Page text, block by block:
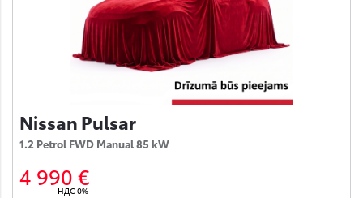
Nissan Pulsar
1.2 Petrol FWD Manual 85 kW
4 990 €
НДС 0%